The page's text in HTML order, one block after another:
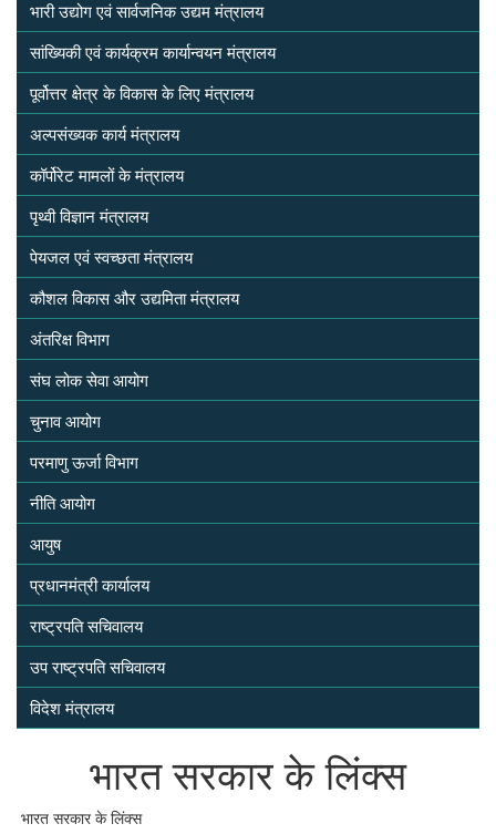
भारी उद्योग एवं सार्वजनिक उद्यम मंत्रालय
सांख्यिकी एवं कार्यक्रम कार्यान्वयन मंत्रालय
पूर्वोत्तर क्षेत्र के विकास के लिए मंत्रालय
अल्‍पसंख्‍यक कार्य मंत्रालय
कॉर्पोरेट मामलों के मंत्रालय
पृथ्वी विज्ञान मंत्रालय
पेयजल एवं स्वच्छता मंत्रालय
कौशल विकास और उद्यमिता मंत्रालय
अंतरिक्ष विभाग
संघ लोक सेवा आयोग
चुनाव आयोग
परमाणु ऊर्जा विभाग
नीति आयोग
आयुष
प्रधानमंत्री कार्यालय
राष्ट्रपति सचिवालय
उप राष्ट्रपति सचिवालय
विदेश मंत्रालय
भारत सरकार के लिंक्‍स
भारत सरकार के लिंक्‍स